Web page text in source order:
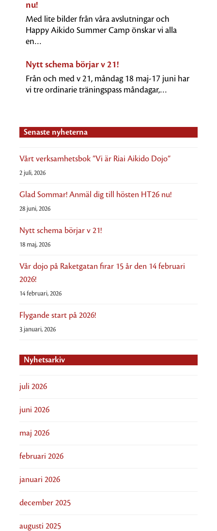
nu!
Med lite bilder från våra avslutningar och
Happy Aikido Summer Camp önskar vi alla
en…
Nytt schema börjar v 21!
Från och med v 21, måndag 18 maj-17 juni har
vi tre ordinarie träningspass måndagar,…
Senaste nyheterna
Vårt verksamhetsbok ”Vi är Riai Aikido Dojo”
2 juli, 2026
Glad Sommar! Anmäl dig till hösten HT26 nu!
28 juni, 2026
Nytt schema börjar v 21!
18 maj, 2026
Vår dojo på Raketgatan firar 15 år den 14 februari
2026!
14 februari, 2026
Flygande start på 2026!
3 januari, 2026
Nyhetsarkiv
juli 2026
juni 2026
maj 2026
februari 2026
januari 2026
december 2025
augusti 2025